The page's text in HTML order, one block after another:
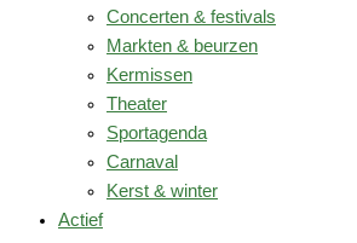
Concerten & festivals
Markten & beurzen
Kermissen
Theater
Sportagenda
Carnaval
Kerst & winter
Actief